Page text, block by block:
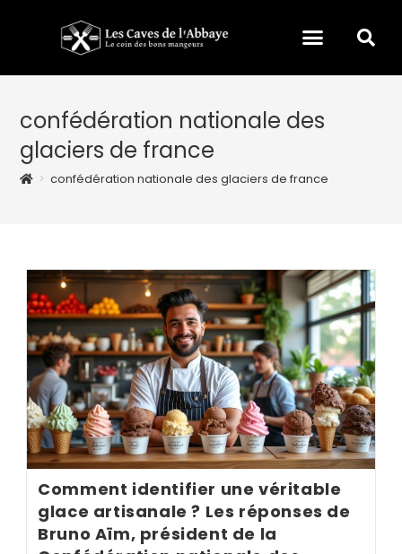
confédération nationale des
glaciers de france
> confédération nationale des glaciers de france
Comment identifier une véritable
glace artisanale ? Les réponses de
Bruno Aïm, président de la